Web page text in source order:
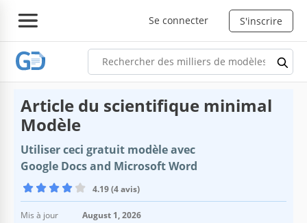
Se connecter S'inscrire
Article du scientifique minimal
Modèle
Utiliser ceci gratuit modèle avec
Google Docs and Microsoft Word
4.19 (4 avis)
Mis à jour
August 1, 2026